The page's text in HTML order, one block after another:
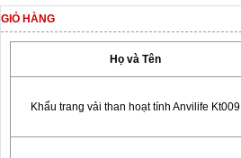
GIỎ HÀNG
Họ và Tên
Khẩu trang vải than hoạt tính Anvilife Kt009